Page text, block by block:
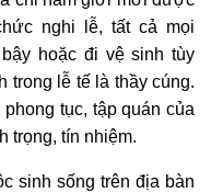
nghi lễ, tất cả mọi
hoặc đi vệ sinh tùy
trong lễ tế là thầy cúng.
tục, tập quán của
trọng, tín nhiệm.
sinh sống trên địa bàn